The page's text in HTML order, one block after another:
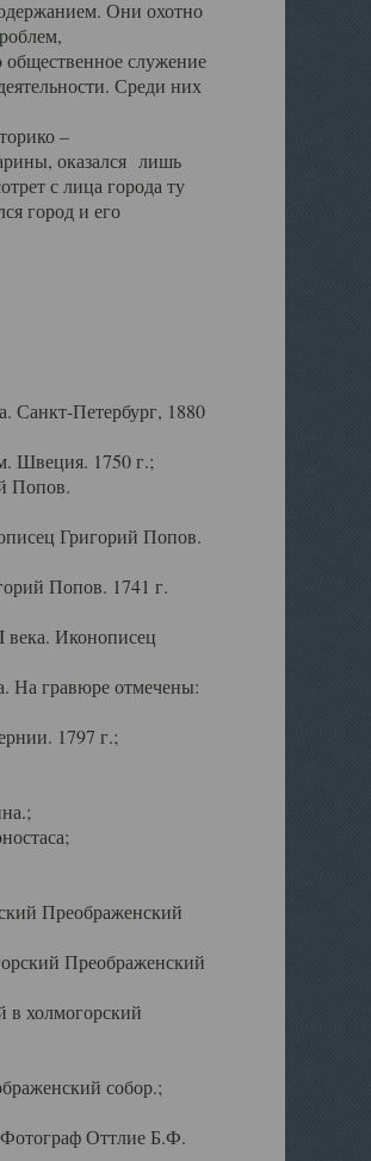
Они охотно
общественное служение
Среди них
–
оказался лишь
с лица города ту
город и его
Санкт-Петербург, 1880
Швеция. 1750 г.;
Попов.
Григорий Попов.
Попов. 1741 г.
Иконописец
На гравюре отмечены:
1797 г.;
Преображенский
Преображенский
холмогорский
собор.;
Оттлие Б.Ф.